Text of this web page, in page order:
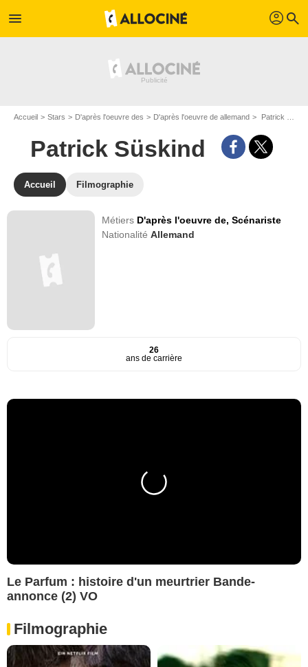
menu profil search
Accueil Stars D'après l'oeuvre des D'après l'oeuvre de allemand Patrick Süskind
Patrick Süskind
Accueil Filmographie
Métiers D'après l'oeuvre de,Scénariste
NationalitéAllemand
26
ans de carrière
Le Parfum : histoire d'un meurtrier Bande-
annonce (2) VO
Filmographie